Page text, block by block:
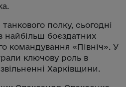
полку, сьогодні
найбільш боєздатних
командування «Північ». У
ключову роль в
Харківщини.